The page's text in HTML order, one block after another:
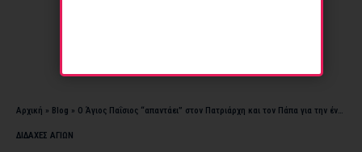
Αρχική » Blog » Ο Άγιος Παΐσιος “απαντάει” στον Πατριάρχη και τον Πάπα για την ένωση.
ΔΙΔΑΧΕΣ ΑΓΙΩΝ